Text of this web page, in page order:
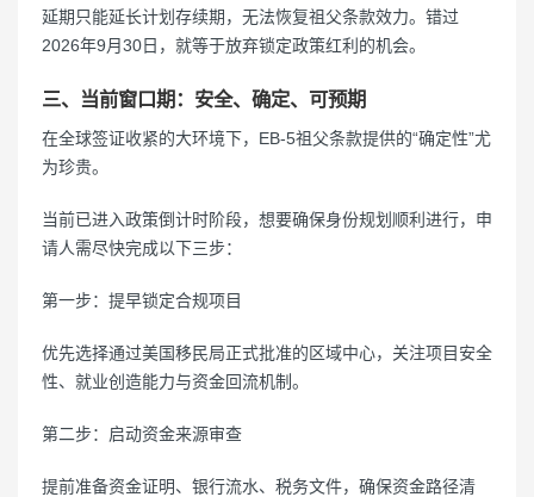
延期只能延长计划存续期，无法恢复祖父条款效力。错过
2026年9月30日，就等于放弃锁定政策红利的机会。
三、当前窗口期：安全、确定、可预期
在全球签证收紧的大环境下，EB-5祖父条款提供的“确定性”尤
为珍贵。
当前已进入政策倒计时阶段，想要确保身份规划顺利进行，申
请人需尽快完成以下三步：
第一步：提早锁定合规项目
优先选择通过美国移民局正式批准的区域中心，关注项目安全
性、就业创造能力与资金回流机制。
第二步：启动资金来源审查
提前准备资金证明、银行流水、税务文件，确保资金路径清